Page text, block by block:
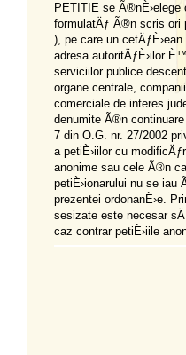
PETITIE se Ã®nÈ›elege
formulatÄƒ Ã®n scris ori
), pe care un
adresa autoritÄƒÈ›ilor
serviciilor publice
organe centrale,
comerciale de interes
denumite Ã®n
7 din O.G. nr. 27/2002
a petiÈ›iilor cu
anonime sau cele Ã®n
petiÈ›ionarului nu se
prezentei ordonanÈ›e.
sesizate este necesar
caz contrar petiÈ›iile